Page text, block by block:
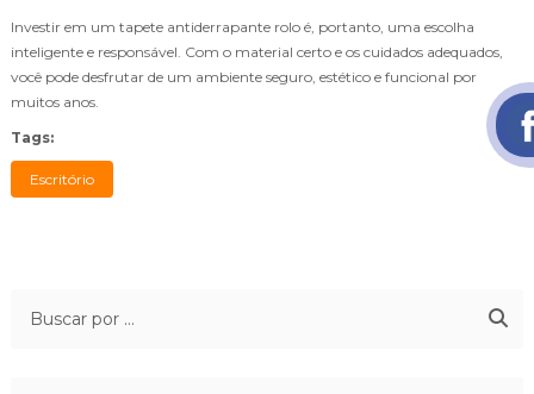
Investir em um tapete antiderrapante rolo é, portanto, uma escolha
inteligente e responsável. Com o material certo e os cuidados adequados,
você pode desfrutar de um ambiente seguro, estético e funcional por
muitos anos.
Tags:
Escritório